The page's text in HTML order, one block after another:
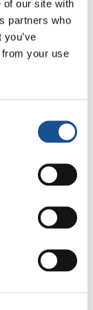
of our site with
partners who
your use
de